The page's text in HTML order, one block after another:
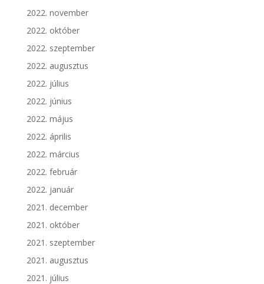
2022. november
2022. október
2022. szeptember
2022. augusztus
2022. július
2022. június
2022. május
2022. április
2022. március
2022. február
2022. január
2021. december
2021. október
2021. szeptember
2021. augusztus
2021. július